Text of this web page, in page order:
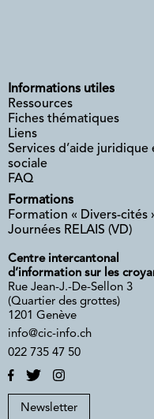
Informations utiles
Ressources
Fiches thématiques
Liens
Services d’aide juridique
sociale
FAQ
Formations
Formation « Divers-cités
Journées RELAIS (VD)
Centre intercantonal
d’information sur les
Rue Jean-J.-De-Sellon 3
(Quartier des grottes)
1201 Genève
info@cic-info.ch
022 735 47 50
Newsletter